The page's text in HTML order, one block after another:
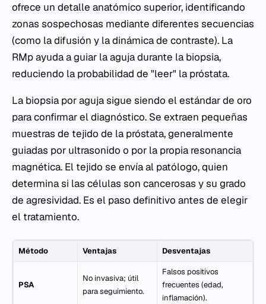
ofrece un detalle anatómico superior, identificando
zonas sospechosas mediante diferentes secuencias
(como la difusión y la dinámica de contraste). La
RMp ayuda a guiar la aguja durante la biopsia,
reduciendo la probabilidad de "leer" la próstata.
La biopsia por aguja sigue siendo el estándar de oro
para confirmar el diagnóstico. Se extraen pequeñas
muestras de tejido de la próstata, generalmente
guiadas por ultrasonido o por la propia resonancia
magnética. El tejido se envía al patólogo, quien
determina si las células son cancerosas y su grado
de agresividad. Es el paso definitivo antes de elegir
el tratamiento.
Método Ventajas Desventajas
PSA
No invasiva; útil
para seguimiento.
Falsos positivos
frecuentes (edad,
inflamación).